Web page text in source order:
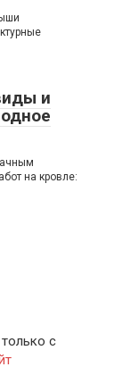
и
на кровле:
с